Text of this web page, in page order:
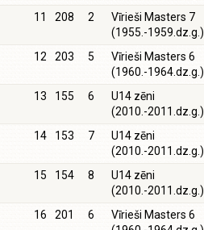
11 208 2
Vīrieši Masters 7
(1955.-1959.dz.g.)
12 203 5
Vīrieši Masters 6
(1960.-1964.dz.g.)
13 155 6
U14 zēni
(2010.-2011.dz.g.)
14 153 7
U14 zēni
(2010.-2011.dz.g.)
15 154 8
U14 zēni
(2010.-2011.dz.g.)
16 201 6
Vīrieši Masters 6